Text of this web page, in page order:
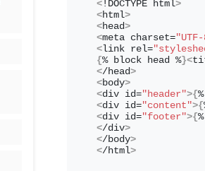
< !DOCTYPE html>
<html>
<head>
<meta charset=
< link rel=
{% block head %}<
</head>
<body>
<div id="header">{
<div id="content">{
<div id="footer">{
</div>
</body>
</html>